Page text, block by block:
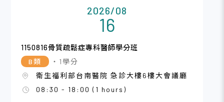
2026/08
16
1150816骨質疏鬆症專科醫師學分班
B類
・1學分
衛生福利部台南醫院 急診大樓6樓大會議廳
08:30 - 18:00 (1 hours)